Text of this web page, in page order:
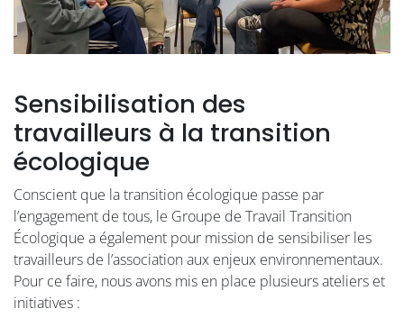
Sensibilisation des
travailleurs à la transition
écologique
Conscient que la transition écologique passe par
l’engagement de tous, le Groupe de Travail Transition
Écologique a également pour mission de sensibiliser les
travailleurs de l’association aux enjeux environnementaux.
Pour ce faire, nous avons mis en place plusieurs ateliers et
initiatives :